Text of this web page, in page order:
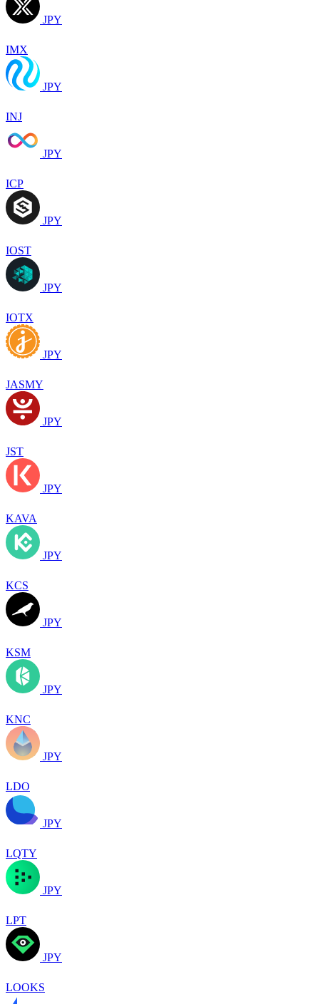
JPY
IMX
JPY
INJ
JPY
ICP
JPY
IOST
JPY
IOTX
JPY
JASMY
JPY
JST
JPY
KAVA
JPY
KCS
JPY
KSM
JPY
KNC
JPY
LDO
JPY
LQTY
JPY
LPT
JPY
LOOKS